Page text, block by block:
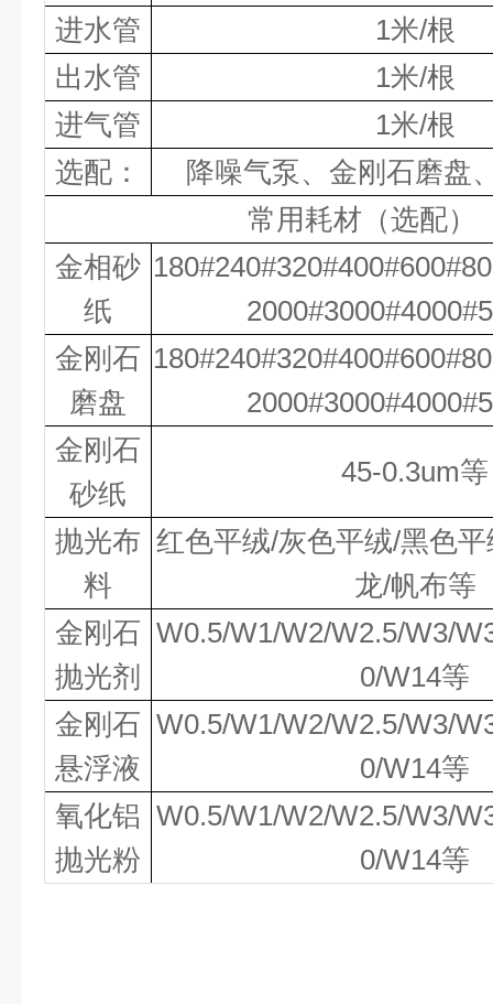
进水管
1米/根
出水管
1米/根
进气管
1米/根
选配：
降噪气泵、金刚石磨盘
常用耗材（选配）
金相砂
纸
2000#
金刚石
磨盘
2000#
金刚石
砂纸
45-0.3um等
抛光布
料
红色平绒/灰色平绒/黑色
龙/帆布等
金刚石
抛光剂
W0.5/W1/W2/W2.5/W3/
0/W14等
金刚石
悬浮液
W0.5/W1/W2/W2.5/W3/
0/W14等
氧化铝
抛光粉
W0.5/W1/W2/W2.5/W3/
0/W14等